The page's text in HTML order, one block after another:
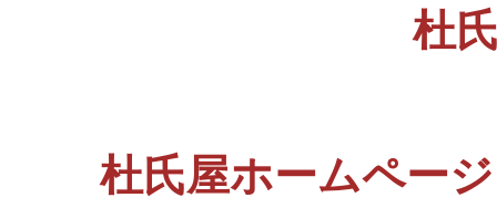
杜
杜氏屋ホームペー